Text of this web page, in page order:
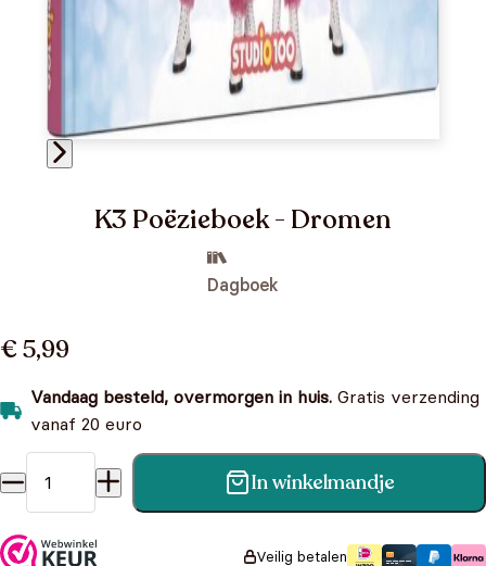
K3 Poëzieboek - Dromen
Dagboek
€ 5,99
Vandaag besteld, overmorgen in huis. Gratis verzending
vanaf 20 euro
K3 Poëzieboek - Dromen aantalIn winkelmandje
Veilig betalen